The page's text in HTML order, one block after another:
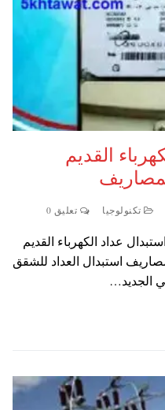
القديم
تكنولوجيا تعليق 0
عداد الكهرباء القديم
استبدال العداد للشقق
الجديد…